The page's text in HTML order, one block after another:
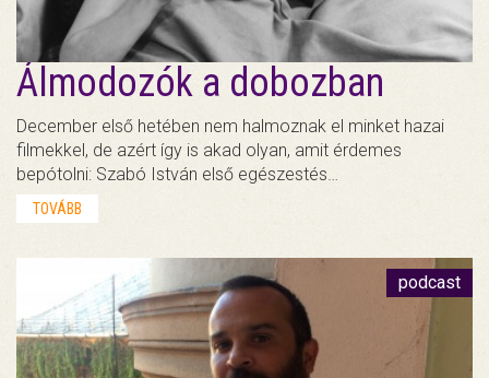
Álmodozók a dobozban
December első hetében nem halmoznak el minket hazai
filmekkel, de azért így is akad olyan, amit érdemes
bepótolni: Szabó István első egészestés…
TOVÁBB
podcast